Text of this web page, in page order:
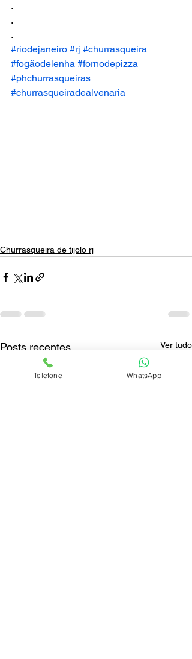
.
.
.
#riodejaneiro #rj #churrasqueira
#fogãodelenha #fornodepizza
#phchurrasqueiras
#churrasqueiradealvenaria
Churrasqueira de tijolo rj
Posts recentes Ver tudo
Telefone WhatsApp